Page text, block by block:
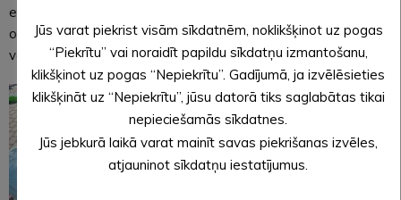
emocijas un arī zināšanas, tāpēc mācību gadu noslēgsim ar
orientēšanās aktivitātēm Alūksnes Muižas parkā kopā ar
vecākiem.
Jūs varat piekrist visām sīkdatnēm, noklikšķinot uz pogas
“Piekrītu” vai noraidīt papildu sīkdatņu izmantošanu,
klikšķinot uz pogas “Nepiekrītu”. Gadījumā, ja izvēlēsieties
klikšķināt uz “Nepiekrītu”, jūsu datorā tiks saglabātas tikai
nepieciešamās sīkdatnes.
Jūs jebkurā laikā varat mainīt savas piekrišanas izvēles,
atjauninot sīkdatņu iestatījumus.